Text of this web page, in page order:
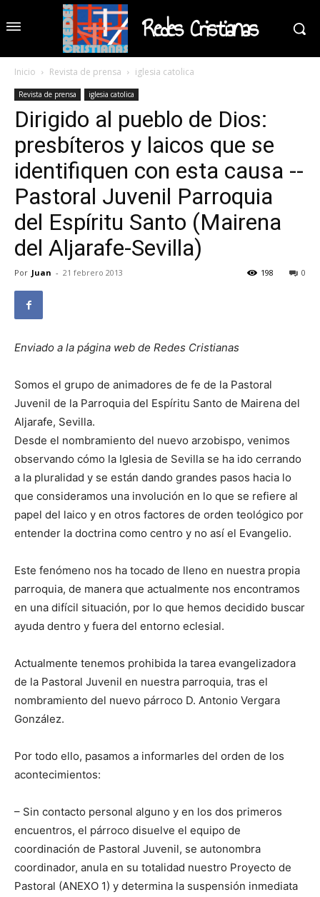
Redes Cristianas
Inicio Revista de prensa iglesia catolica
Revista de prensa iglesia catolica
Dirigido al pueblo de Dios:
presbíteros y laicos que se
identifiquen con esta causa --
Pastoral Juvenil Parroquia
del Espíritu Santo (Mairena
del Aljarafe-Sevilla)
Por Juan - 21 febrero 2013 0
198
Enviado a la página web de Redes Cristianas
Somos el grupo de animadores de fe de la Pastoral
Juvenil de la Parroquia del Espíritu Santo de Mairena del
Aljarafe, Sevilla.
Desde el nombramiento del nuevo arzobispo, venimos
observando cómo la Iglesia de Sevilla se ha ido cerrando
a la pluralidad y se están dando grandes pasos hacia lo
que consideramos una involución en lo que se refiere al
papel del laico y en otros factores de orden teológico por
entender la doctrina como centro y no así el Evangelio.
Este fenómeno nos ha tocado de lleno en nuestra propia
parroquia, de manera que actualmente nos encontramos
en una difícil situación, por lo que hemos decidido buscar
ayuda dentro y fuera del entorno eclesial.
Actualmente tenemos prohibida la tarea evangelizadora
de la Pastoral Juvenil en nuestra parroquia, tras el
nombramiento del nuevo párroco D. Antonio Vergara
González.
Por todo ello, pasamos a informarles del orden de los
acontecimientos:
– Sin contacto personal alguno y en los dos primeros
encuentros, el párroco disuelve el equipo de
coordinación de Pastoral Juvenil, se autonombra
coordinador, anula en su totalidad nuestro Proyecto de
Pastoral (ANEXO 1) y determina la suspensión inmediata